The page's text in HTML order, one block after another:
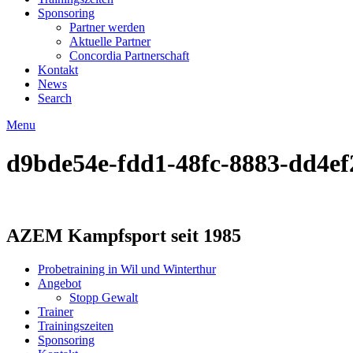
Sponsoring
Partner werden
Aktuelle Partner
Concordia Partnerschaft
Kontakt
News
Search
Menu
d9bde54e-fdd1-48fc-8883-
AZEM Kampfsport seit 1985
Probetraining in Wil und Winterthur
Angebot
Stopp Gewalt
Trainer
Trainingszeiten
Sponsoring